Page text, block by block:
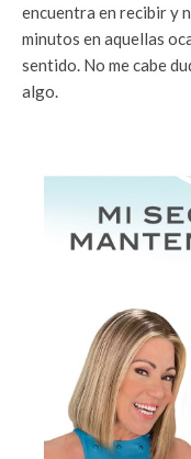
encuentra en recibir y
minutos en aquellas
sentido. No me cabe
algo.